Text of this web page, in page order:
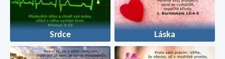
Srdce Láska